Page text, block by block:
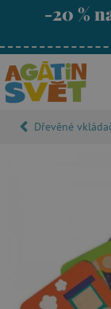
-20 %
Dřevěné